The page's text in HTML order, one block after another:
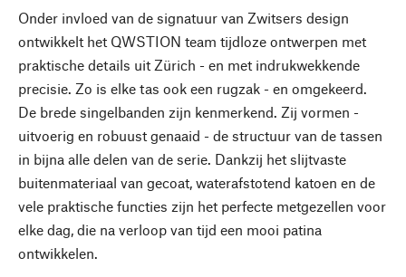
Onder invloed van de signatuur van Zwitsers design
ontwikkelt het QWSTION team tijdloze ontwerpen met
praktische details uit Zürich - en met indrukwekkende
precisie. Zo is elke tas ook een rugzak - en omgekeerd.
De brede singelbanden zijn kenmerkend. Zij vormen -
uitvoerig en robuust genaaid - de structuur van de tassen
in bijna alle delen van de serie. Dankzij het slijtvaste
buitenmateriaal van gecoat, waterafstotend katoen en de
vele praktische functies zijn het perfecte metgezellen voor
elke dag, die na verloop van tijd een mooi patina
ontwikkelen.